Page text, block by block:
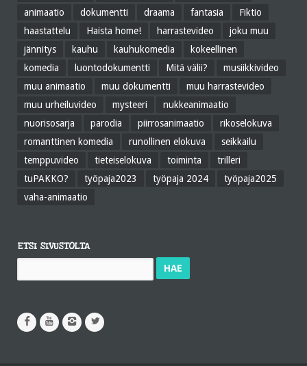
animaatio
dokumentti draama fantasia
Fiktio
haastattelu
Haista home! harrastevideo
joku muu
jännitys
kauhu kauhukomedia
kokeellinen
komedia
luontodokumentti Mitä välii?
musiikkivideo
muu animaatio
muu dokumentti
muu harrastevideo
muu urheiluvideo
mysteeri
nukkeanimaatio
nuorisosarja
parodia piirrosanimaatio
rikoselokuva
romanttinen komedia
runollinen elokuva
seikkailu
temppuvideo
tieteiselokuva toiminta
trilleri
tuPAKKO?
työpaja2023 työpaja 2024
työpaja2025
vaha-animaatio
ETSI SIVUSTOLTA